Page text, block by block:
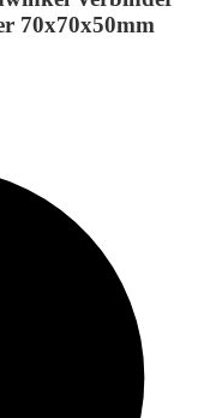
70x70x50mm